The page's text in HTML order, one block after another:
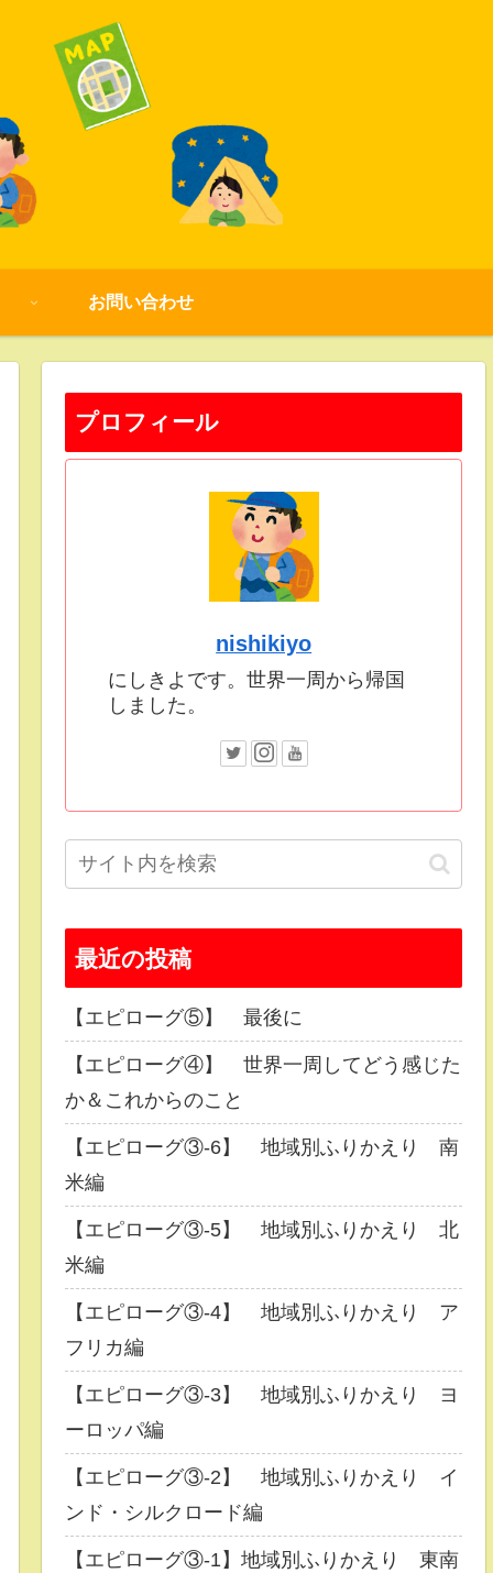
お問い合わせ
プロフィール
nishikiyo
にしきよです。世界一周から帰国
しました。
最近の投稿
【エピローグ⑤】 最後に
【エピローグ④】 世界一周してどう感じた
か＆これからのこと
【エピローグ③-6】 地域別ふりかえり 南
米編
【エピローグ③-5】 地域別ふりかえり 北
米編
【エピローグ③-4】 地域別ふりかえり ア
フリカ編
【エピローグ③-3】 地域別ふりかえり ヨ
ーロッパ編
【エピローグ③-2】 地域別ふりかえり イ
ンド・シルクロード編
【エピローグ③-1】地域別ふりかえり 東南